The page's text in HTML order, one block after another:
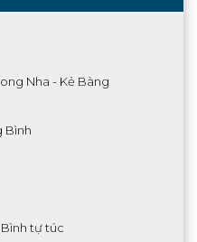
Nha - Kẻ Bàng
Bình
tự túc